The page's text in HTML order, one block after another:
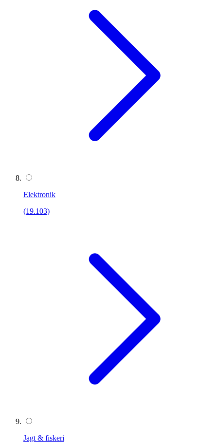
Elektronik
(19.103)
Jagt & fiskeri